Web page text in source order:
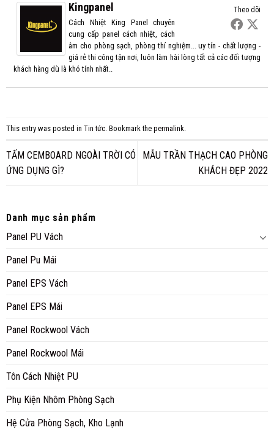
Theo dõi
Kingpanel
Cách Nhiệt King Panel chuyên
cung cấp panel cách nhiệt, cách
âm cho phòng sạch, phòng thí nghiệm... uy tín - chất lượng -
giá rẻ thi công tận nơi, luôn làm hài lòng tất cả các đối tượng
khách hàng dù là khó tính nhất..
This entry was posted in Tin tức . Bookmark the permalink
TẤM CEMBOARD NGOÀI TRỜI CÓ
ỨNG DỤNG GÌ?
MẪU TRẦN THẠCH CAO PHÒNG
KHÁCH ĐẸP 2022
Danh mục sản phẩm
Panel PU Vách
Panel Pu Mái
Panel EPS Vách
Panel EPS Mái
Panel Rockwool Vách
Panel Rockwool Mái
Tôn Cách Nhiệt PU
Phụ Kiện Nhôm Phòng Sạch
Hệ Cửa Phòng Sạch, Kho Lạnh